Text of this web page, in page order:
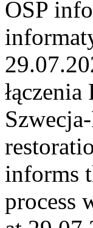
OSP
informs
process